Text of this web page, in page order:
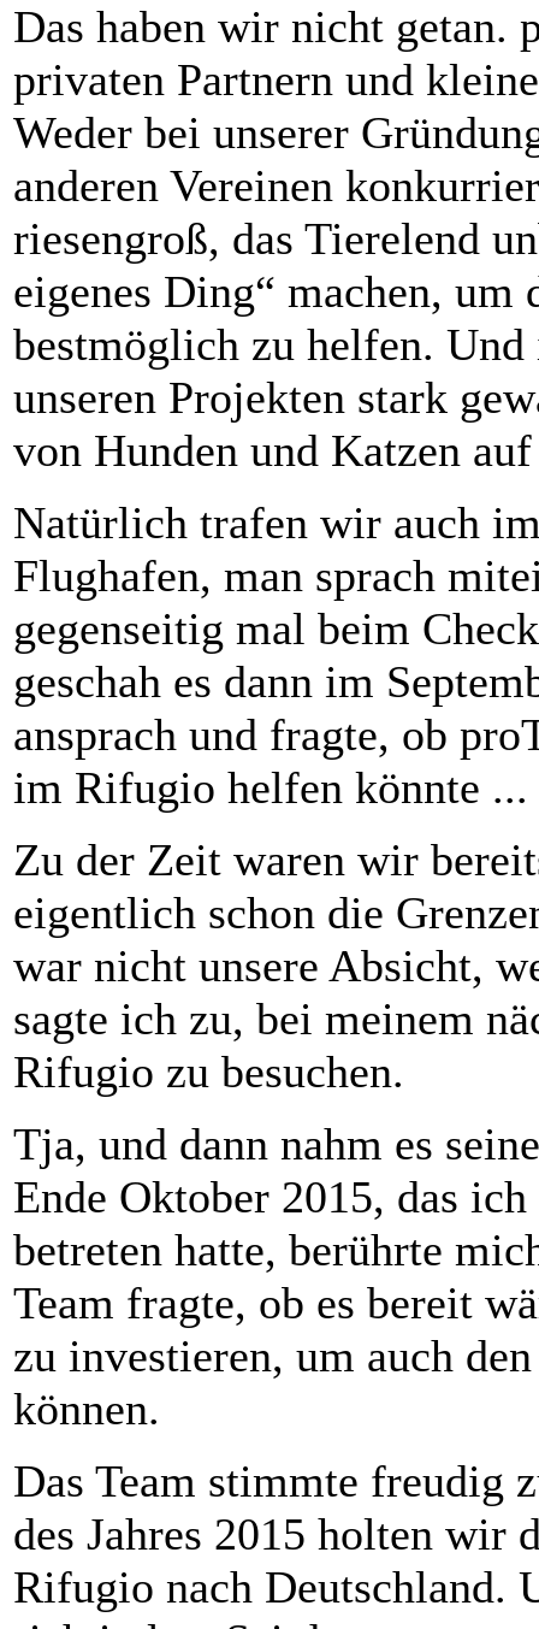
Das haben wir nicht getan.
privaten Partnern und
Weder bei unserer
anderen Vereinen
riesengroß, das Tierelend
eigenes Ding“ machen, um
bestmöglich zu helfen.
unseren Projekten stark
von Hunden und Katzen
Natürlich trafen wir auch
Flughafen, man sprach
gegenseitig mal beim
geschah es dann im
ansprach und fragte, ob
im Rifugio helfen könnte ...
Zu der Zeit waren wir
eigentlich schon die
war nicht unsere Absicht,
sagte ich zu, bei meinem
Rifugio zu besuchen.
Tja, und dann nahm es
Ende Oktober 2015, das
betreten hatte, berührte
Team fragte, ob es bereit
zu investieren, um auch
können.
Das Team stimmte freudig
des Jahres 2015 holten wir
Rifugio nach Deutschland.